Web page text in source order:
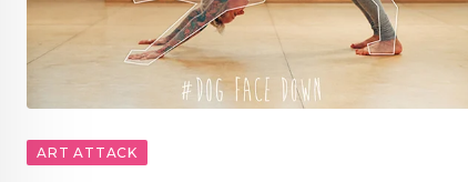
ART ATTACK